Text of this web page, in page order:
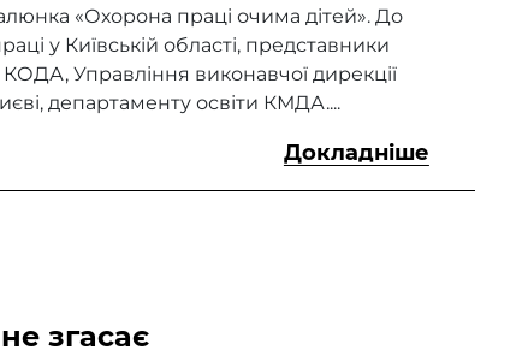
«Охорона праці очима дітей». До
у Київській області, представники
Управління виконавчої дирекції
департаменту освіти КМДА....
Докладніше
згасає